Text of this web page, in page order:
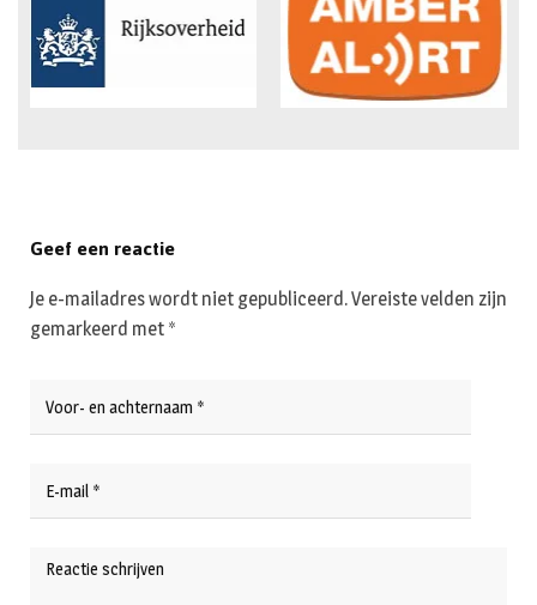
Geef een reactie
Je e-mailadres wordt niet gepubliceerd.Vereiste velden zijn
gemarkeerd met *